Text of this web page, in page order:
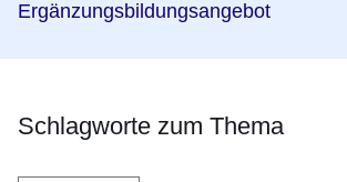
Ergänzungsbildungsangebot
Schlagworte zum Thema